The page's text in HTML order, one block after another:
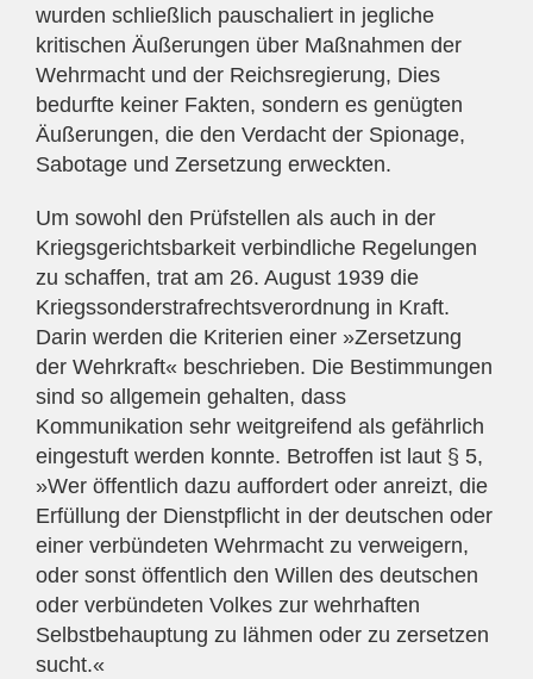
wurden schließlich pauschaliert in jegliche
kritischen Äußerungen über Maßnahmen der
Wehrmacht und der Reichsregierung, Dies
bedurfte keiner Fakten, sondern es genügten
Äußerungen, die den Verdacht der Spionage,
Sabotage und Zersetzung erweckten.
Um sowohl den Prüfstellen als auch in der
Kriegsgerichtsbarkeit verbindliche Regelungen
zu schaffen, trat am 26. August 1939 die
Kriegssonderstrafrechtsverordnung in Kraft.
Darin werden die Kriterien einer »Zersetzung
der Wehrkraft« beschrieben. Die Bestimmungen
sind so allgemein gehalten, dass
Kommunikation sehr weitgreifend als gefährlich
eingestuft werden konnte. Betroffen ist laut § 5,
»Wer öffentlich dazu auffordert oder anreizt, die
Erfüllung der Dienstpflicht in der deutschen oder
einer verbündeten Wehrmacht zu verweigern,
oder sonst öffentlich den Willen des deutschen
oder verbündeten Volkes zur wehrhaften
Selbstbehauptung zu lähmen oder zu zersetzen
sucht.«